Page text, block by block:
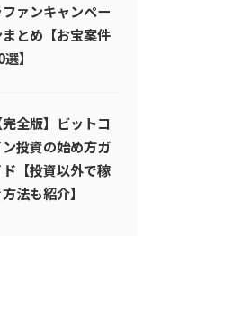
ファンキャンペー
まとめ【お宝案件
】
完全版】ビットコ
ン投資の始め方ガ
ド【投資以外で稼
法も紹介】